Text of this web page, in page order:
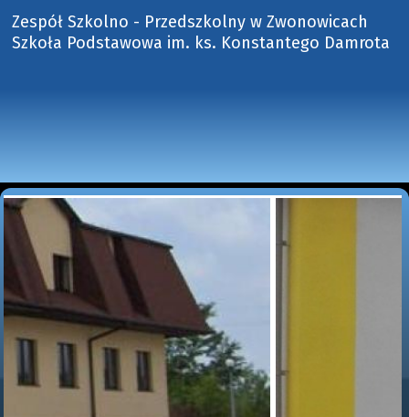
Zespół Szkolno - Przedszkolny w Zwonowicach
Szkoła Podstawowa im. ks. Konstantego Damrota